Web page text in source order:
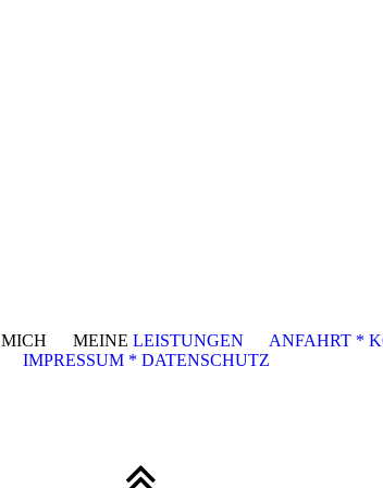
MICH MEINE LEISTUNGEN
ANFAHRT *
IMPRESSUM * DATENSCHUTZ